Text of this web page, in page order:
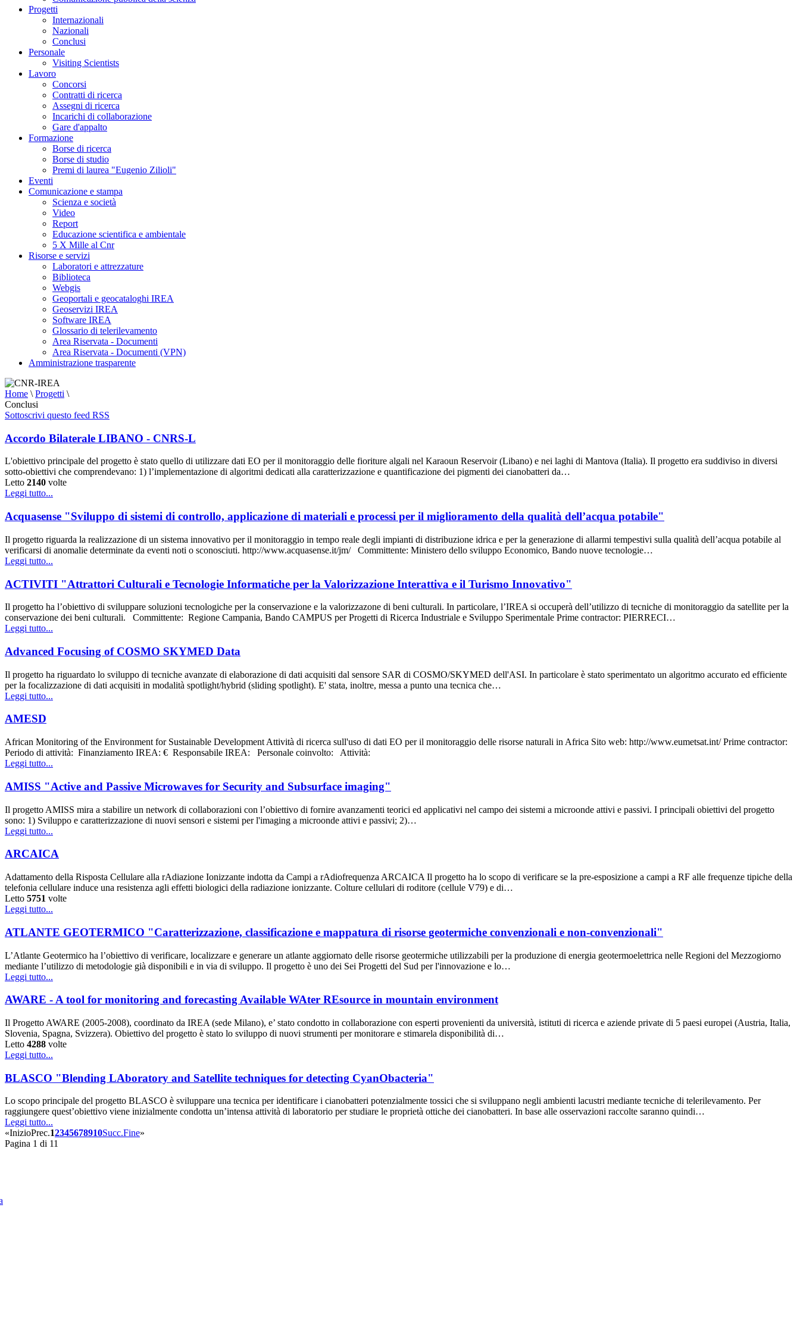
Progetti
Internazionali
Nazionali
Conclusi
Personale
Visiting Scientists
Lavoro
Concorsi
Contratti di ricerca
Assegni di ricerca
Incarichi di collaborazione
Gare d'appalto
Formazione
Borse di ricerca
Borse di studio
Premi di laurea "Eugenio Zilioli"
Eventi
Comunicazione e stampa
Scienza e società
Video
Report
Educazione scientifica e ambientale
5 X Mille al Cnr
Risorse e servizi
Laboratori e attrezzature
Biblioteca
Webgis
Geoportali e geocataloghi IREA
Geoservizi IREA
Software IREA
Glossario di telerilevamento
Area Riservata - Documenti
Area Riservata - Documenti (VPN)
Amministrazione trasparente
Home \ Progetti \
Conclusi
Sottoscrivi questo feed RSS
Accordo Bilaterale LIBANO - CNRS-L
L'obiettivo principale del progetto è stato quello di utilizzare dati EO per il monitoraggio delle fioriture algali nel Karaoun Reservoir (Libano) e nei laghi di Mantova (Italia). Il progetto era suddiviso in diversi
sotto-obiettivi che comprendevano: 1) l’implementazione di algoritmi dedicati alla caratterizzazione e quantificazione dei pigmenti dei cianobatteri da…
Letto 2140 volte
Leggi tutto...
Acquasense "Sviluppo di sistemi di controllo, applicazione di materiali e processi per il miglioramento della qualità dell’acqua potabile"
Il progetto riguarda la realizzazione di un sistema innovativo per il monitoraggio in tempo reale degli impianti di distribuzione idrica e per la generazione di allarmi tempestivi sulla qualità dell’acqua potabile al
verificarsi di anomalie determinate da eventi noti o sconosciuti. http://www.acquasense.it/jm/ Committente: Ministero dello sviluppo Economico, Bando nuove tecnologie…
Leggi tutto...
ACTIVITI "Attrattori Culturali e Tecnologie Informatiche per la Valorizzazione Interattiva e il Turismo Innovativo"
Il progetto ha l’obiettivo di sviluppare soluzioni tecnologiche per la conservazione e la valorizzazone di beni culturali. In particolare, l’IREA si occuperà dell’utilizzo di tecniche di monitoraggio da satellite per la
conservazione dei beni culturali. Committente: Regione Campania, Bando CAMPUS per Progetti di Ricerca Industriale e Sviluppo Sperimentale Prime contractor: PIERRECI…
Leggi tutto...
Advanced Focusing of COSMO SKYMED Data
Il progetto ha riguardato lo sviluppo di tecniche avanzate di elaborazione di dati acquisiti dal sensore SAR di COSMO/SKYMED dell'ASI. In particolare è stato sperimentato un algoritmo accurato ed efficiente
per la focalizzazione di dati acquisiti in modalità spotlight/hybrid (sliding spotlight). E' stata, inoltre, messa a punto una tecnica che…
Leggi tutto...
AMESD
African Monitoring of the Environment for Sustainable Development Attività di ricerca sull'uso di dati EO per il monitoraggio delle risorse naturali in Africa Sito web: http://www.eumetsat.int/ Prime contractor:
Periodo di attività: Finanziamento IREA: € Responsabile IREA: Personale coinvolto: Attività:
Leggi tutto...
AMISS "Active and Passive Microwaves for Security and Subsurface imaging"
Il progetto AMISS mira a stabilire un network di collaborazioni con l’obiettivo di fornire avanzamenti teorici ed applicativi nel campo dei sistemi a microonde attivi e passivi. I principali obiettivi del progetto
sono: 1) Sviluppo e caratterizzazione di nuovi sensori e sistemi per l'imaging a microonde attivi e passivi; 2)…
Leggi tutto...
ARCAICA
Adattamento della Risposta Cellulare alla rAdiazione Ionizzante indotta da Campi a rAdiofrequenza ARCAICA Il progetto ha lo scopo di verificare se la pre-esposizione a campi a RF alle frequenze tipiche della
telefonia cellulare induce una resistenza agli effetti biologici della radiazione ionizzante. Colture cellulari di roditore (cellule V79) e di…
Letto 5751 volte
Leggi tutto...
ATLANTE GEOTERMICO "Caratterizzazione, classificazione e mappatura di risorse geotermiche convenzionali e non-convenzionali"
L’Atlante Geotermico ha l’obiettivo di verificare, localizzare e generare un atlante aggiornato delle risorse geotermiche utilizzabili per la produzione di energia geotermoelettrica nelle Regioni del Mezzogiorno
mediante l’utilizzo di metodologie già disponibili e in via di sviluppo. Il progetto è uno dei Sei Progetti del Sud per l'innovazione e lo…
Leggi tutto...
AWARE - A tool for monitoring and forecasting Available WAter REsource in mountain environment
Il Progetto AWARE (2005-2008), coordinato da IREA (sede Milano), e’ stato condotto in collaborazione con esperti provenienti da università, istituti di ricerca e aziende private di 5 paesi europei (Austria, Italia,
Slovenia, Spagna, Svizzera). Obiettivo del progetto è stato lo sviluppo di nuovi strumenti per monitorare e stimarela disponibilità di…
Letto 4288 volte
Leggi tutto...
BLASCO "Blending LAboratory and Satellite techniques for detecting CyanObacteria"
Lo scopo principale del progetto BLASCO è sviluppare una tecnica per identificare i cianobatteri potenzialmente tossici che si sviluppano negli ambienti lacustri mediante tecniche di telerilevamento. Per
raggiungere quest’obiettivo viene inizialmente condotta un’intensa attività di laboratorio per studiare le proprietà ottiche dei cianobatteri. In base alle osservazioni raccolte saranno quindi…
Leggi tutto...
«InizioPrec.12345678910Succ.Fine»
Pagina 1 di 11